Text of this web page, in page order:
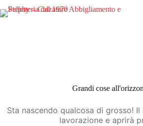
al
Grandi cose
Sta nascendo qualcosa di grosso!
lavorazione e aprirà